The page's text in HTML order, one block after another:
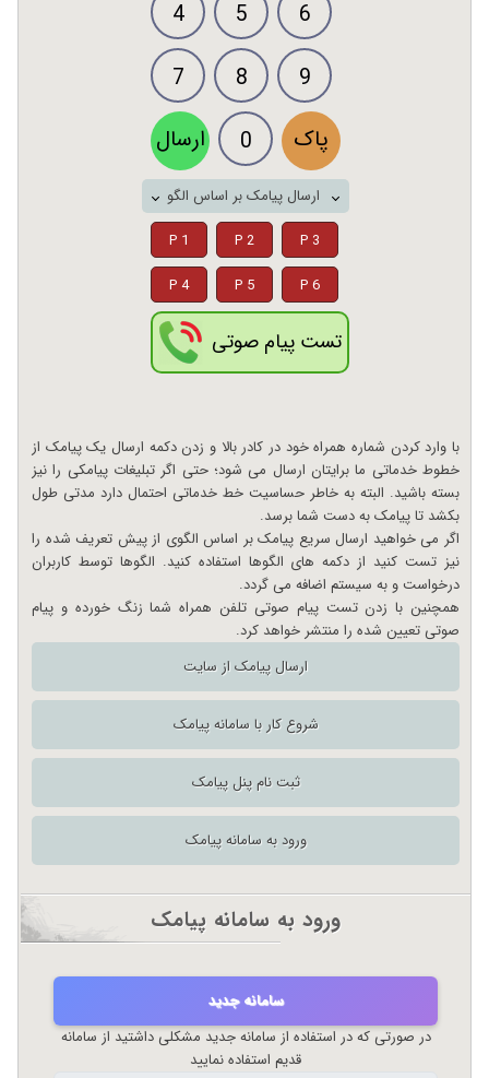
4 5
6
7
8
9
ارسال
0 پاک
ارسال پیامک بر اساس الگو
P 1
P 2
P 3
P 4
P 5 P 6
تست پیام صوتی
با وارد کردن شماره همراه خود در کادر بالا و زدن دکمه ارسال یک پیامک از
خطوط خدماتی ما برایتان ارسال می شود؛ حتی اگر تبلیغات پیامکی را نیز
بسته باشید. البته به خاطر حساسیت خط خدماتی احتمال دارد مدتی طول
بکشد تا پیامک به دست شما برسد.
اگر می خواهید ارسال سریع پیامک بر اساس الگوی از پیش تعریف شده را
نیز تست کنید از دکمه های الگوها استفاده کنید. الگوها توسط کاربران
درخواست و به سیستم اضافه می گردد.
همچنین با زدن تست پیام صوتی تلفن همراه شما زنگ خورده و پیام
صوتی تعیین شده را منتشر خواهد کرد.
ارسال پیامک از سایت
شروع کار با سامانه پیامک
ثبت نام پنل پیامک
ورود به سامانه پیامک
ورود به سامانه پیامک
سامانه جدید
در صورتی که در استفاده از سامانه جدید مشکلی داشتید از سامانه
قدیم استفاده نمایید